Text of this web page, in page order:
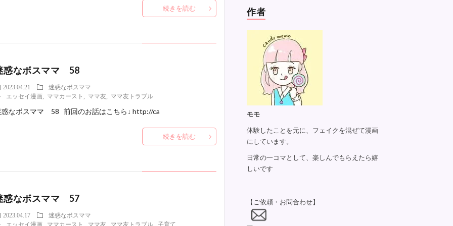
続きを読む
惑なボスママ 58
2023.04.21
迷惑なボスママ
エッセイ漫画, ママカースト ママ友, ママ友トラブル
惑なボスママ 58 前回のお話はこちら↓ http://ca
続きを読む
惑なボスママ 57
2023.04.17
迷惑なボスママ
エッセイ漫画, ママカースト ママ友, ママ友トラブル, 子育て
作者
モモ
体験したことを元に、フェイクを混ぜて漫画
にしています。
日常の一コマとして、楽しんでもらえたら嬉
しいです
【ご依頼・お問合わせ】